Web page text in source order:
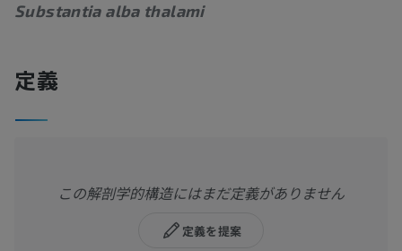
Substantia alba thalami
定義
この解剖学的構造にはまだ定義がありません
定義を提案